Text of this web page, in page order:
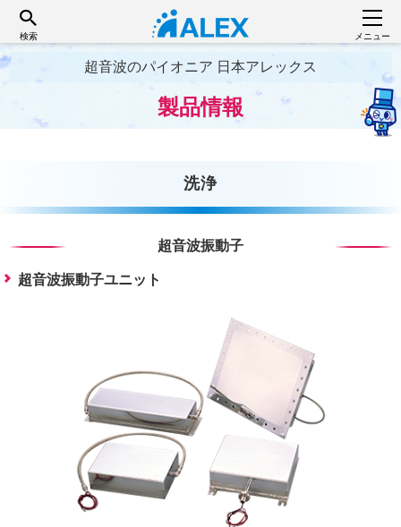
検索 メニュー
超音波のパイオニア 日本アレックス
製品情報
洗浄
超音波振動子
超音波振動子ユニット